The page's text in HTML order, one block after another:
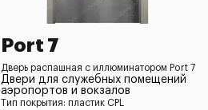
Port 7
Дверь распашная с иллюминатором Port 7
Двери для служебных помещений
аэропортов и вокзалов
Тип покрытия: пластик CPL